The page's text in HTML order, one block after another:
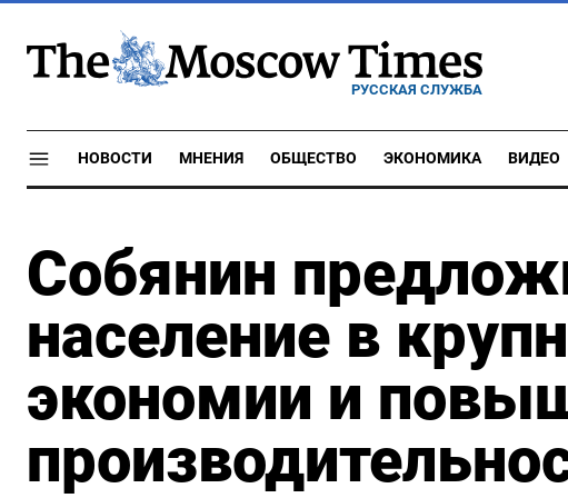
РУССКАЯ СЛУЖБА
НОВОСТИ МНЕНИЯ ОБЩЕСТВО ЭКОНОМИКА ВИДЕО
Собянин
население в
экономии и